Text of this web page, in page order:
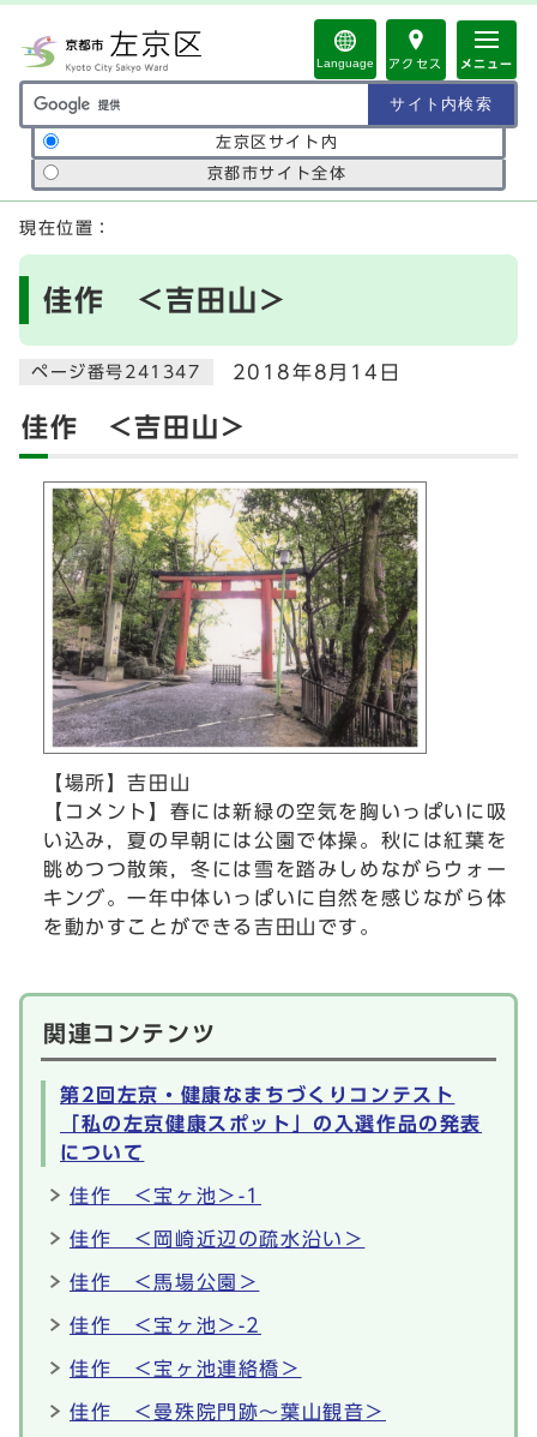
Language アクセス メニュー
サイト内検索の範囲
左京区サイト内
京都市サイト全体
ここから本文です
現在位置：
佳作 ＜吉田山＞
ページ番号241347 2018年8月14日
佳作 ＜吉田山＞
【場所】吉田山
【コメント】春には新緑の空気を胸いっぱいに吸
い込み，夏の早朝には公園で体操。秋には紅葉を
眺めつつ散策，冬には雪を踏みしめながらウォー
キング。一年中体いっぱいに自然を感じながら体
を動かすことができる吉田山です。
関連コンテンツ
第2回左京・健康なまちづくりコンテスト
「私の左京健康スポット」の入選作品の発表
について
佳作 ＜宝ヶ池＞-1
佳作 ＜岡崎近辺の疏水沿い＞
佳作 ＜馬場公園＞
佳作 ＜宝ヶ池＞-2
佳作 ＜宝ヶ池連絡橋＞
佳作 ＜曼殊院門跡～葉山観音＞